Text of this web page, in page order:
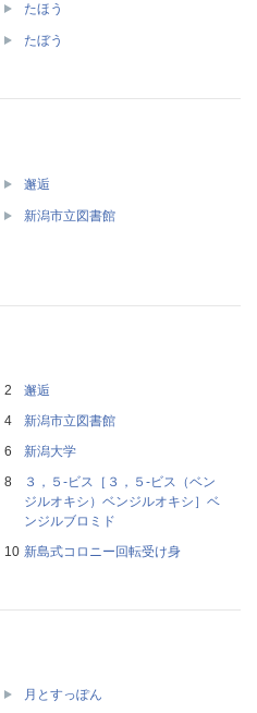
たほう
たぼう
邂逅
新潟市立図書館
邂逅
新潟市立図書館
新潟大学
３，５‐ビス［３，５‐ビス（ベン
ジルオキシ）ベンジルオキシ］ベ
ンジルブロミド
新島式コロニー回転受け身
月とすっぽん